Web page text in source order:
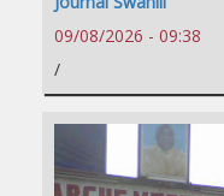
09/08/2026 - 09:38
/